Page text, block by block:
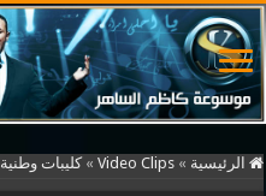
الرئيسية »
Video Clips
» كليبات وطنية